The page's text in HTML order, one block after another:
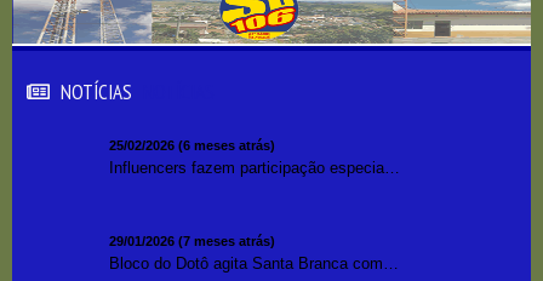
NOTÍCIAS
25/02/2026 (6 meses atrás)
29/01/2026 (7 meses atrás)